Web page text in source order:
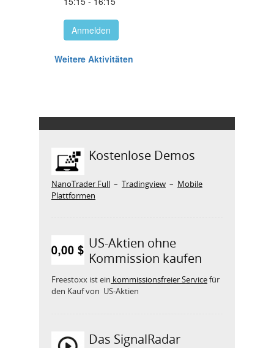
Kostenlose Demos
NanoTrader Full – Tradingview – Mobile
Plattformen
US-Aktien ohne
Kommission kaufen
Freestoxx ist ein kommissionsfreier Servicefür
den Kauf von US-Aktien
Das SignalRadar